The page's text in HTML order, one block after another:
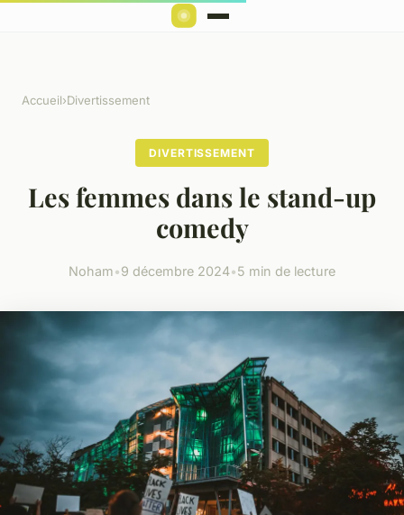
Accueil›Divertissement
DIVERTISSEMENT
Les femmes dans le stand-up
comedy
Noham•9 décembre 2024•5 min de lecture